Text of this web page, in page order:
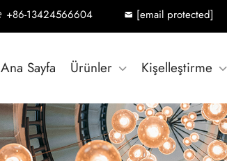
+86-13424566604 [email protected]
Ana Sayfa Ürünler Kişelleştirme